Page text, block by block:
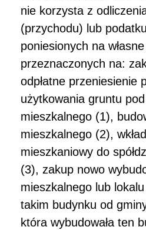
nie korzysta z
(przychodu) lub
poniesionych na
przeznaczonych na:
odpłatne przeniesienie
użytkowania gruntu
mieszkalnego (1),
mieszkalnego (2),
mieszkaniowy do
(3), zakup nowo
mieszkalnego lub
takim budynku od
która wybudowała ten